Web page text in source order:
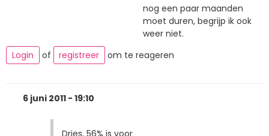
nog een paar maanden
moet duren, begrijp ik ook
weer niet.
Login
of registreer om te reageren
6 juni 2011 - 19:10